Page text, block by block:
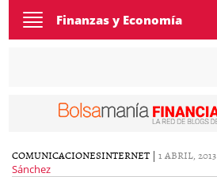
Toggle
navigation
Finanzas y Economía
COMUNICACIONESINTERNET | 1 ABRIL, 2013
Sánchez